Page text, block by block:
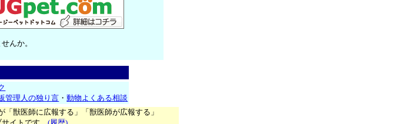
んか。
管理人の独り言 ・動物よくある相談
「獣医師に広報する」「獣医師が広報する」